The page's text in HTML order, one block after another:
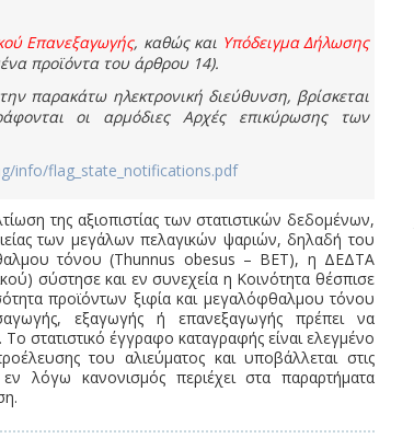
Επανεξαγωγής, καθώς και Υπόδειγμα Δήλωσης
προϊόντα του άρθρου 14).
παρακάτω ηλεκτρονική διεύθυνση, βρίσκεται
οι αρμόδιες Αρχές επικύρωσης των
info/flag_state_notifications.pdf
της αξιοπιστίας των στατιστικών δεδομένων,
των μεγάλων πελαγικών ψαριών, δηλαδή του
τόνου (Thunnus obesus – BET), η ΔΕΔΤΑ
σύστησε και εν συνεχεία η Κοινότητα θέσπισε
προϊόντων ξιφία και μεγαλόφθαλμου τόνου
εξαγωγής ή επανεξαγωγής πρέπει να
στατιστικό έγγραφο καταγραφής είναι ελεγμένο
του αλιεύματος και υποβάλλεται στις
λόγω κανονισμός περιέχει στα παραρτήματα